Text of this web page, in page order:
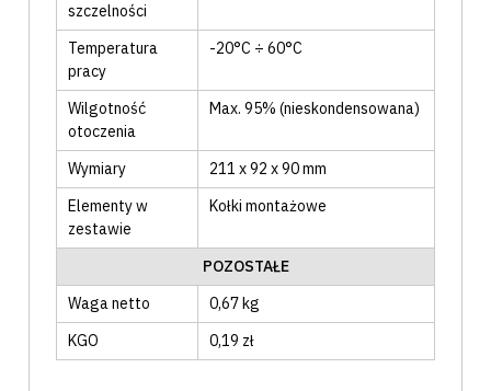
szczelności
Temperatura
pracy
-20°C ÷ 60°C
Wilgotność
otoczenia
Max. 95% (nieskondensowana)
Wymiary
211 x 92 x 90 mm
Elementy w
zestawie
Kołki montażowe
POZOSTAŁE
Waga netto
0,67 kg
KGO
0,19 zł